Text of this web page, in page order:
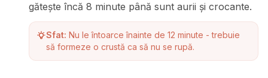
gătește încă 8 minute până sunt aurii și crocante.
Sfat: Nu le întoarce înainte de 12 minute - trebuie
să formeze o crustă ca să nu se rupă.